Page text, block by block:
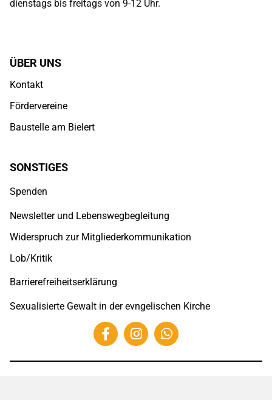
dienstags bis freitags von 9-12 Uhr.
ÜBER UNS
Kontakt
Fördervereine
Baustelle am Bielert
SONSTIGES
Spenden
Newsletter und Lebenswegbegleitung
Widerspruch zur Mitgliederkommunikation
Lob/Kritik
Barrierefreiheitserklärung
Sexualisierte Gewalt in der evngelischen Kirche